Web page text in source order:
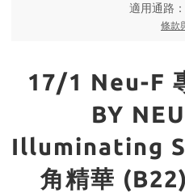
適用通路：
條款
17/1 Neu-F
BY
Illuminating
角精華